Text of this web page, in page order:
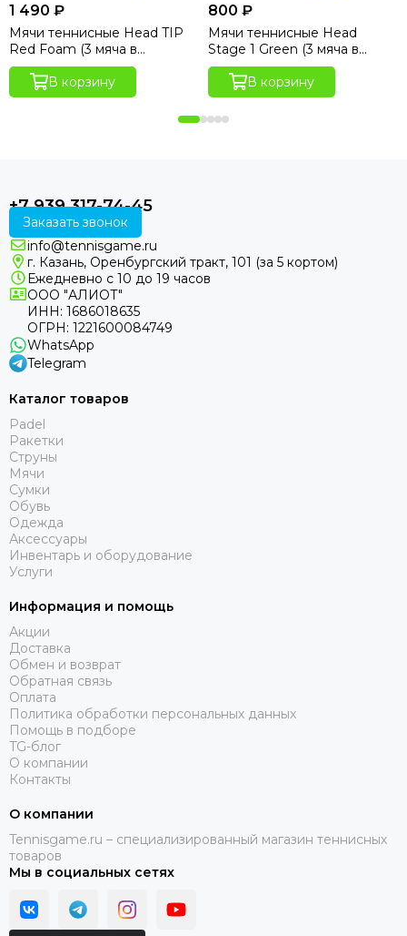
1 490 ₽
Мячи теннисные Head TIP
Red Foam (3 мяча в
упаковке)
В корзину
800 ₽
Мячи теннисные Head
Stage 1 Green (3 мяча в
банке)
В корзину
+7 939 317-74-45
Заказать звонок
info@tennisgame.ru
г. Казань, Оренбургский тракт, 101 (за 5 кортом)
Ежедневно с 10 до 19 часов
ООО "АЛИОТ"
ИНН: 1686018635
ОГРН: 1221600084749
WhatsApp
Telegram
Каталог товаров
Padel
Ракетки
Струны
Мячи
Сумки
Обувь
Одежда
Аксессуары
Инвентарь и оборудование
Услуги
Информация и помощь
Акции
Доставка
Обмен и возврат
Обратная связь
Оплата
Политика обработки персональных данных
Помощь в подборе
TG-блог
О компании
Контакты
О компании
Tennisgame.ru – специализированный магазин теннисных
товаров
Мы в социальных сетях